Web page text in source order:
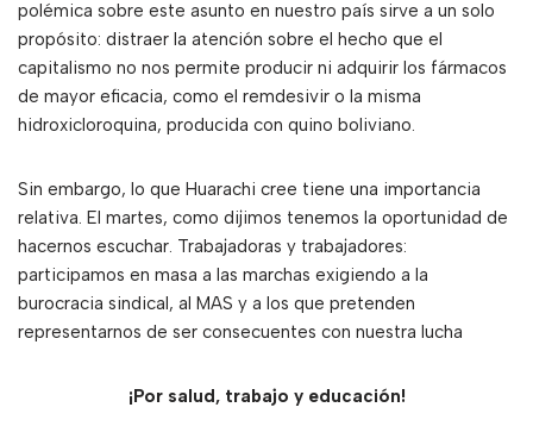
polémica sobre este asunto en nuestro país sirve a un solo
propósito: distraer la atención sobre el hecho que el
capitalismo no nos permite producir ni adquirir los fármacos
de mayor eficacia, como el remdesivir o la misma
hidroxicloroquina, producida con quino boliviano.
Sin embargo, lo que Huarachi cree tiene una importancia
relativa. El martes, como dijimos tenemos la oportunidad de
hacernos escuchar. Trabajadoras y trabajadores:
participamos en masa a las marchas exigiendo a la
burocracia sindical, al MAS y a los que pretenden
representarnos de ser consecuentes con nuestra lucha
¡Por salud, trabajo y educación!